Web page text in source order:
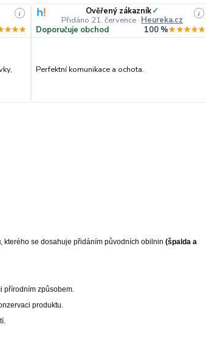
i Ověřený zákazník✓
Přidáno 21. července · Heureka.cz
i
Doporučuje obchod 100 %★★★★★
Perfektní komunikace a ochota.
, kterého se dosahuje přidáním původních obilnin (špalda a
přírodním způsobem.
produktu.